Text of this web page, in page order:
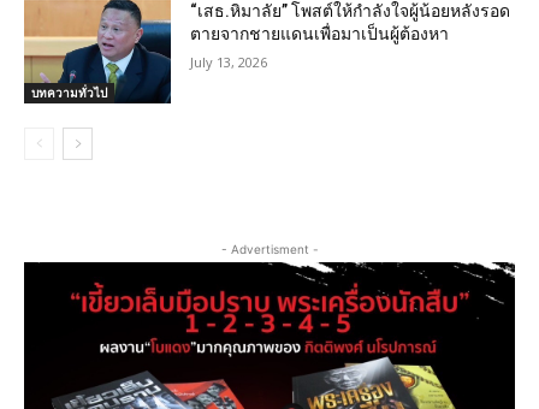
บทความทั่วไป
“เสธ.หิมาลัย” โพสต์ให้กำลังใจผู้น้อยหลังรอด
ตายจากชายแดนเพื่อมาเป็นผู้ต้องหา
July 13, 2026
- Advertisment -